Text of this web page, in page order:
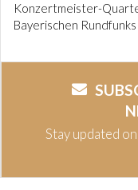
Konzertmeister-
Bayerischen
Stay updated